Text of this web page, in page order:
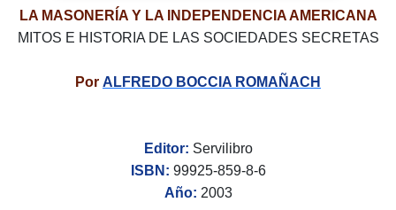
LA MASONERÍA Y LA INDEPENDENCIA AMERICANA
MITOS E HISTORIA DE LAS SOCIEDADES SECRETAS
Por ALFREDO BOCCIA ROMAÑACH
Editor: Servilibro
ISBN: 99925-859-8-6
Año: 2003